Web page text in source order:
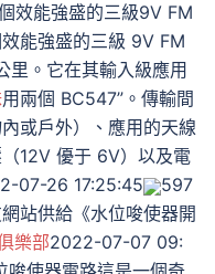
效能強盛的三級9V FM
能強盛的三級 9V FM
里。它在其輸入級應用
用兩個 BC547”。傳輸間
或戶外）、應用的天線
12V 優于 6V）以及電
07-26 17:25:45
597
站供給《水位唆使器開
樂部2022-07-07 09: